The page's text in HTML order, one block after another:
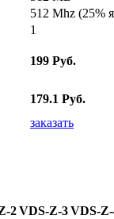
512 Mhz (25%
1
199 Руб.
179.1 Руб.
заказать
2VDS-Z-3VDS-